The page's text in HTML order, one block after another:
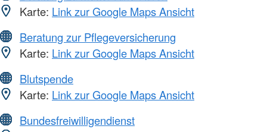
Karte: Link zur Google Maps Ansicht
Beratung zur Pflegeversicherung
Karte: Link zur Google Maps Ansicht
Blutspende
Karte: Link zur Google Maps Ansicht
Bundesfreiwilligendienst